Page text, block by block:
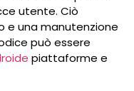
utente. Ciò
e una manutenzione
può essere
piattaforme e